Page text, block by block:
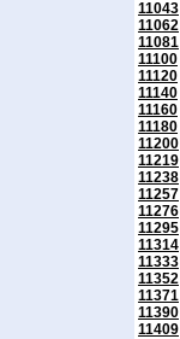
11043
11062
11081
11100
11120
11140
11160
11180
11200
11219
11238
11257
11276
11295
11314
11333
11352
11371
11390
11409